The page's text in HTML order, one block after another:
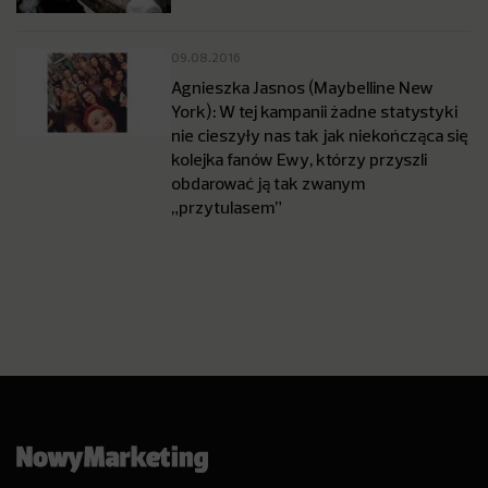
09.08.2016
Agnieszka Jasnos (Maybelline New
York): W tej kampanii żadne statystyki
nie cieszyły nas tak jak niekończąca się
kolejka fanów Ewy, którzy przyszli
obdarować ją tak zwanym
„przytulasem”